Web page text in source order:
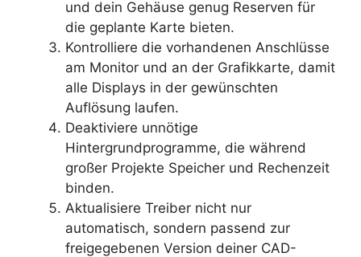
und dein Gehäuse genug Reserven für
die geplante Karte bieten.
Kontrolliere die vorhandenen Anschlüsse
am Monitor und an der Grafikkarte, damit
alle Displays in der gewünschten
Auflösung laufen.
Deaktiviere unnötige
Hintergrundprogramme, die während
großer Projekte Speicher und Rechenzeit
binden.
Aktualisiere Treiber nicht nur
automatisch, sondern passend zur
freigegebenen Version deiner CAD-